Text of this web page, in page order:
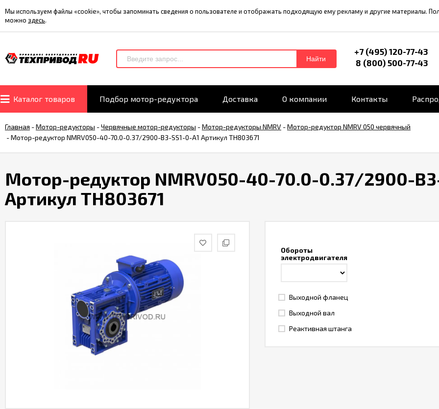
Мы используем файлы «cookie», чтобы запоминать сведения о пользователе и отображать подходящую ему рекламу и другие материалы.
можно здесь.
Найти
+7 (495) 120-77-43
8 (800) 500-77-43
Каталог товаров Подбор мотор-редуктора Доставка О компании Контакты
Главная -Мотор-редукторы -Червячные мотор-редукторы -Мотор-редукторы NMRV -Мотор-редуктор NMRV 050 червячный
-Мотор-редуктор NMRV050-40-70.0-0.37/2900-B3-SS1-0-A1 Артикул TH803671
Мотор-редуктор NMRV050-40-70.0-0.37/2900-
Артикул TH803671
Обороты
электродвигателя
Выходной фланец
Выходной вал
Реактивная штанга